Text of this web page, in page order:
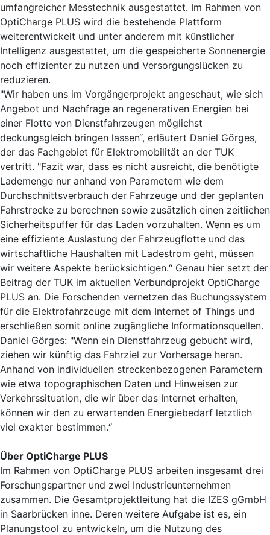
umfangreicher Messtechnik ausgestattet. Im Rahmen von
OptiCharge PLUS wird die bestehende Plattform
weiterentwickelt und unter anderem mit künstlicher
Intelligenz ausgestattet, um die gespeicherte Sonnenergie
noch effizienter zu nutzen und Versorgungslücken zu
reduzieren.
"Wir haben uns im Vorgängerprojekt angeschaut, wie sich
Angebot und Nachfrage an regenerativen Energien bei
einer Flotte von Dienstfahrzeugen möglichst
deckungsgleich bringen lassen“, erläutert Daniel Görges,
der das Fachgebiet für Elektromobilität an der TUK
vertritt. "Fazit war, dass es nicht ausreicht, die benötigte
Lademenge nur anhand von Parametern wie dem
Durchschnittsverbrauch der Fahrzeuge und der geplanten
Fahrstrecke zu berechnen sowie zusätzlich einen zeitlichen
Sicherheitspuffer für das Laden vorzuhalten. Wenn es um
eine effiziente Auslastung der Fahrzeugflotte und das
wirtschaftliche Haushalten mit Ladestrom geht, müssen
wir weitere Aspekte berücksichtigen.“ Genau hier setzt der
Beitrag der TUK im aktuellen Verbundprojekt OptiCharge
PLUS an. Die Forschenden vernetzen das Buchungssystem
für die Elektrofahrzeuge mit dem Internet of Things und
erschließen somit online zugängliche Informationsquellen.
Daniel Görges: "Wenn ein Dienstfahrzeug gebucht wird,
ziehen wir künftig das Fahrziel zur Vorhersage heran.
Anhand von individuellen streckenbezogenen Parametern
wie etwa topographischen Daten und Hinweisen zur
Verkehrssituation, die wir über das Internet erhalten,
können wir den zu erwartenden Energiebedarf letztlich
viel exakter bestimmen.“
Über OptiCharge PLUS
Im Rahmen von OptiCharge PLUS arbeiten insgesamt drei
Forschungspartner und zwei Industrieunternehmen
zusammen. Die Gesamtprojektleitung hat die IZES gGmbH
in Saarbrücken inne. Deren weitere Aufgabe ist es, ein
Planungstool zu entwickeln, um die Nutzung des